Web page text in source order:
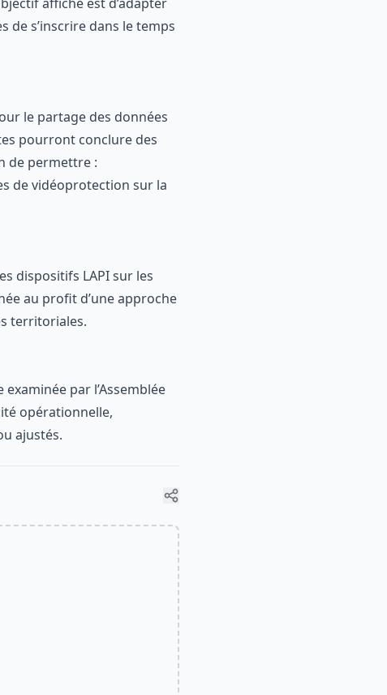
de s’inscrire dans le temps
le partage des données
pourront conclure des
de permettre :
de vidéoprotection sur la
dispositifs LAPI sur les
au profit d’une approche
territoriales.
par l’Assemblée
opérationnelle,
ajustés.